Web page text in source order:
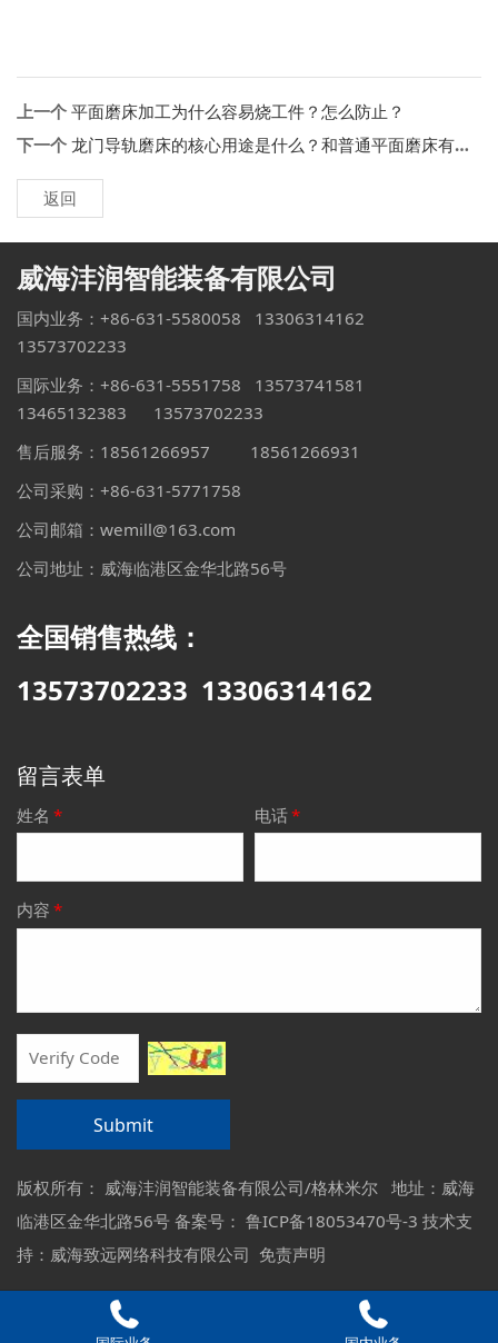
上一个平面磨床加工为什么容易烧工件？怎么防止？
下一个龙门导轨磨床的核心用途是什么？和普通平面磨床有什么区别？
返回
威海沣润智能装备有限公司
国内业务：+86-631-5580058 13306314162
13573702233
国际业务：+86-631-5551758 13573741581
13465132383
13573702233
售后服务：18561266957 18561266931
公司采购：+86-631-5771758
公司邮箱：wemill@163.com
公司地址：威海临港区金华北路56号
全国销售热线：
13573702233 13306314162
留言表单
姓名 * 电话*
内容 *
Submit
版权所有： 威海沣润智能装备有限公司/格林米尔 地址： 威海
临港区金华北路56号 备案号：鲁ICP备18053470号-3 技术支
持： 威海致远网络科技有限公司 免责声明